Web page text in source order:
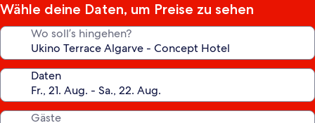
Wähle deine Daten, um Preise zu sehen
Wo soll’s hingehen?
Daten
Gäste